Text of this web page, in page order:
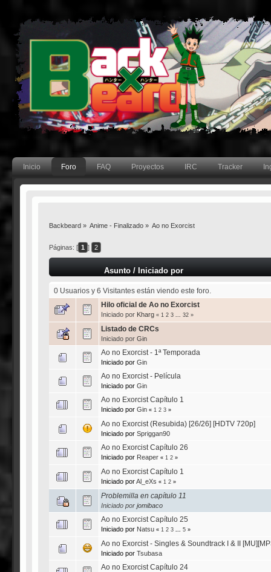
Inicio Foro FAQ Proyectos IRC Tracker
Backbeard» Anime - Finalizado » Ao no Exorcist
Páginas: [ 1 ] 2
Asunto/ Iniciado por
0 Usuarios y 6 Visitantes están viendo este foro.
Hilo oficial de Ao no Exorcist
Iniciado por Kharg « 1 2 3 32»
Listado de CRCs
Iniciado por Gin
Ao no Exorcist - 1ª Temporada
Iniciado por Gin
Ao no Exorcist - Película
Iniciado por Gin
Ao no Exorcist Capítulo 1
Iniciado por Gin « 1 2 3»
Ao no Exorcist (Resubida) [26/26] [HDTV 720p]
Iniciado por Spriggan90
Ao no Exorcist Capítulo 26
Iniciado por Reaper « 1 2»
Ao no Exorcist Capítulo 1
Iniciado porAl_eXs « 1 2»
Problemilla en capítulo 11
Iniciado por jomibaco
Ao no Exorcist Capítulo 25
Iniciado por Natsu « 1 2 3 5»
Ao no Exorcist - Singles & Soundtrack I & II
Iniciado por Tsubasa
Ao no Exorcist Capítulo 24